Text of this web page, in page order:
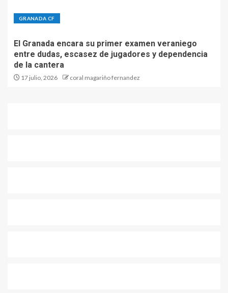
GRANADA CF
El Granada encara su primer examen veraniego
entre dudas, escasez de jugadores y dependencia
de la cantera
17 julio, 2026 coral magariño fernandez